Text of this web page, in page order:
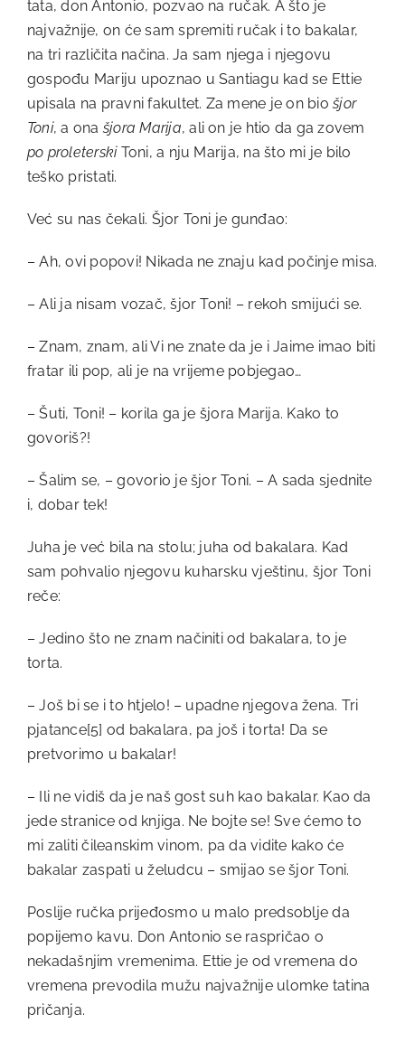
tata, don Antonio, pozvao na ručak. A što je
najvažnije, on će sam spremiti ručak i to bakalar,
na tri različita načina. Ja sam njega i njegovu
gospođu Mariju upoznao u Santiagu kad se Ettie
upisala na pravni fakultet. Za mene je on biošjor
Toni, a onašjora Marija, ali on je htio da ga zovem
po proleterskiToni, a nju Marija, na što mi je bilo
teško pristati.
Već su nas čekali. Šjor Toni je gunđao:
– Ah, ovi popovi! Nikada ne znaju kad počinje misa.
– Ali ja nisam vozač, šjor Toni! – rekoh smijući se.
– Znam, znam, ali Vi ne znate da je i Jaime imao biti
fratar ili pop, ali je na vrijeme pobjegao…
– Šuti, Toni! – korila ga je šjora Marija. Kako to
govoriš?!
– Šalim se, – govorio je šjor Toni. – A sada sjednite
i, dobar tek!
Juha je već bila na stolu; juha od bakalara. Kad
sam pohvalio njegovu kuharsku vještinu, šjor Toni
reče:
– Jedino što ne znam načiniti od bakalara, to je
torta.
– Još bi se i to htjelo! – upadne njegova žena. Tri
pjatance[5] od bakalara, pa još i torta! Da se
pretvorimo u bakalar!
– Ili ne vidiš da je naš gost suh kao bakalar. Kao da
jede stranice od knjiga. Ne bojte se! Sve ćemo to
mi zaliti čileanskim vinom, pa da vidite kako će
bakalar zaspati u želudcu – smijao se šjor Toni.
Poslije ručka prijeđosmo u malo predsoblje da
popijemo kavu. Don Antonio se raspričao o
nekadašnjim vremenima. Ettie je od vremena do
vremena prevodila mužu najvažnije ulomke tatina
pričanja.